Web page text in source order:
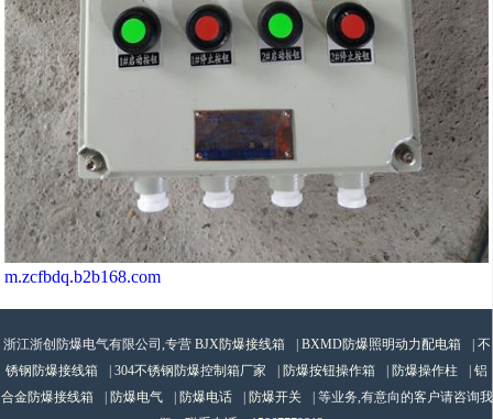
m.zcfbdq.b2b168.com
浙江浙创防爆电气有限公司,专营 BJX防爆接线箱 BXMD防爆照明动力配电箱
不
锈钢防爆接线箱
304不锈钢防爆控制箱厂家 防爆按钮操作箱 防爆操作柱
铝
合金防爆接线箱
防爆电气 防爆电话 防爆开关
| 等业务,有意向的客户请咨询我